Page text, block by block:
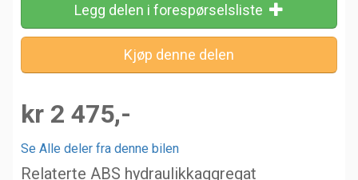
Legg delen i forespørselsliste
kr 2 475,-
Se Alle deler fra denne bilen
Relaterte ABS hydraulikkaggregat